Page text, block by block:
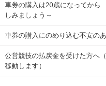
Dokanto!
チャリロトプラザ
キャリーオーバー一覧
関
東
弥彦競輪場 前橋競輪場
関
東
小田原競輪場
競輪選手情報
Perfecta Navi
netkeirin
車券の購入は20歳になってか
しみましょう～
車券の購入にのめり込む不安の
公営競技の払戻金を受けた方へ
移動します）